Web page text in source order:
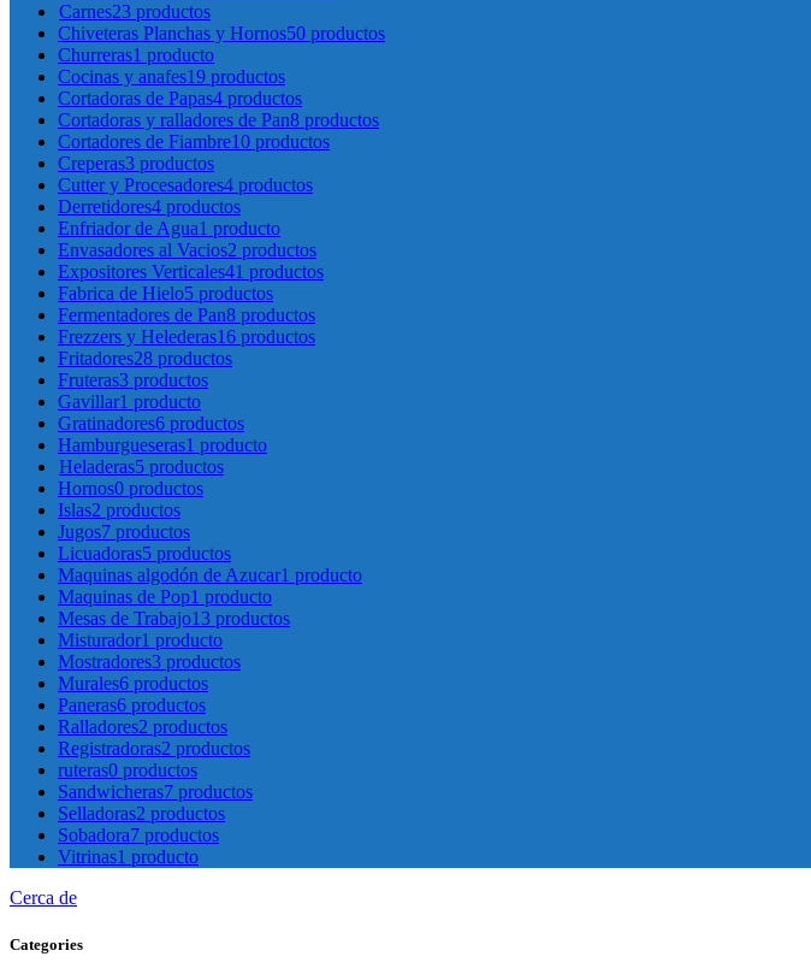
Carnes23 productos
Chiveteras Planchas y Hornos50 productos
Churreras1 producto
Cocinas y anafes19 productos
Cortadoras de Papas4 productos
Cortadoras y ralladores de Pan8 productos
Cortadores de Fiambre10 productos
Creperas3 productos
Cutter y Procesadores4 productos
Derretidores4 productos
Enfriador de Agua1 producto
Envasadores al Vacios2 productos
Expositores Verticales41 productos
Fabrica de Hielo5 productos
Fermentadores de Pan8 productos
Frezzers y Helederas16 productos
Fritadores28 productos
Fruteras3 productos
Gavillar1 producto
Gratinadores6 productos
Hamburgueseras1 producto
Heladeras5 productos
Hornos0 productos
Islas2 productos
Jugos7 productos
Licuadoras5 productos
Maquinas algodón de Azucar1 producto
Maquinas de Pop1 producto
Mesas de Trabajo13 productos
Misturador1 producto
Mostradores3 productos
Murales6 productos
Paneras6 productos
Ralladores2 productos
Registradoras2 productos
ruteras0 productos
Sandwicheras7 productos
Selladoras2 productos
Sobadora7 productos
Vitrinas1 producto
Cerca de
Categories